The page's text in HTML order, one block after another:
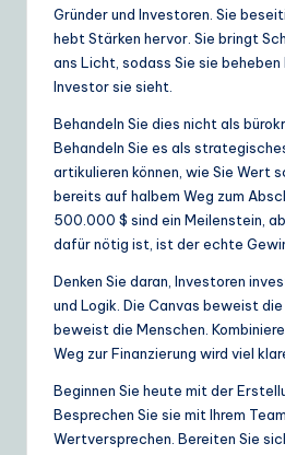
Gründer und Investoren. Sie
hebt Stärken hervor. Sie bringt
ans Licht, sodass Sie sie beheben
Investor sie sieht.
Behandeln Sie dies nicht als
Behandeln Sie es als
artikulieren können, wie Sie Wert
bereits auf halbem Weg zum
500.000 $ sind ein Meilenstein,
dafür nötig ist, ist der echte
Denken Sie daran, Investoren
und Logik. Die Canvas beweist
beweist die Menschen.
Weg zur Finanzierung wird viel
Beginnen Sie heute mit der
Besprechen Sie sie mit Ihrem
Wertversprechen. Bereiten Sie